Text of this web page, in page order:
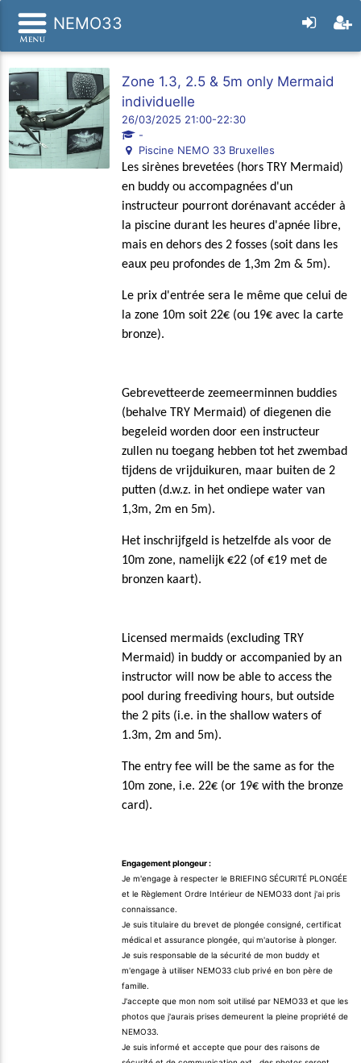
NEMO33
Zone 1.3, 2.5 & 5m only Mermaid
individuelle
26/03/2025 21:00-22:30
-
Piscine NEMO 33 Bruxelles
Les sirènes brevetées (hors TRY Mermaid)
en buddy ou accompagnées d'un
instructeur pourront dorénavant accéder à
la piscine durant les heures d'apnée libre,
mais en dehors des 2 fosses (soit dans les
eaux peu profondes de 1,3m 2m & 5m).
Le prix d'entrée sera le même que celui de
la zone 10m soit 22€ (ou 19€ avec la carte
bronze).
Gebrevetteerde zeemeerminnen buddies
(behalve TRY Mermaid) of diegenen die
begeleid worden door een instructeur
zullen nu toegang hebben tot het zwembad
tijdens de vrijduikuren, maar buiten de 2
putten (d.w.z. in het ondiepe water van
1,3m, 2m en 5m).
Het inschrijfgeld is hetzelfde als voor de
10m zone, namelijk €22 (of €19 met de
bronzen kaart).
Licensed mermaids (excluding TRY
Mermaid) in buddy or accompanied by an
instructor will now be able to access the
pool during freediving hours, but outside
the 2 pits (i.e. in the shallow waters of
1.3m, 2m and 5m).
The entry fee will be the same as for the
10m zone, i.e. 22€ (or 19€ with the bronze
card).
Engagement plongeur :
Je m'engage à respecter le BRIEFING SÉCURITÉ PLONGÉE
et le Règlement Ordre Intérieur de NEMO33 dont j'ai pris
connaissance.
Je suis titulaire du brevet de plongée consigné, certificat
médical et assurance plongée, qui m'autorise à plonger.
Je suis responsable de la sécurité de mon buddy et
m'engage à utiliser NEMO33 club privé en bon père de
famille.
J'accepte que mon nom soit utilisé par NEMO33 et que les
photos que j'aurais prises demeurent la pleine propriété de
NEMO33.
Je suis informé et accepte que pour des raisons de